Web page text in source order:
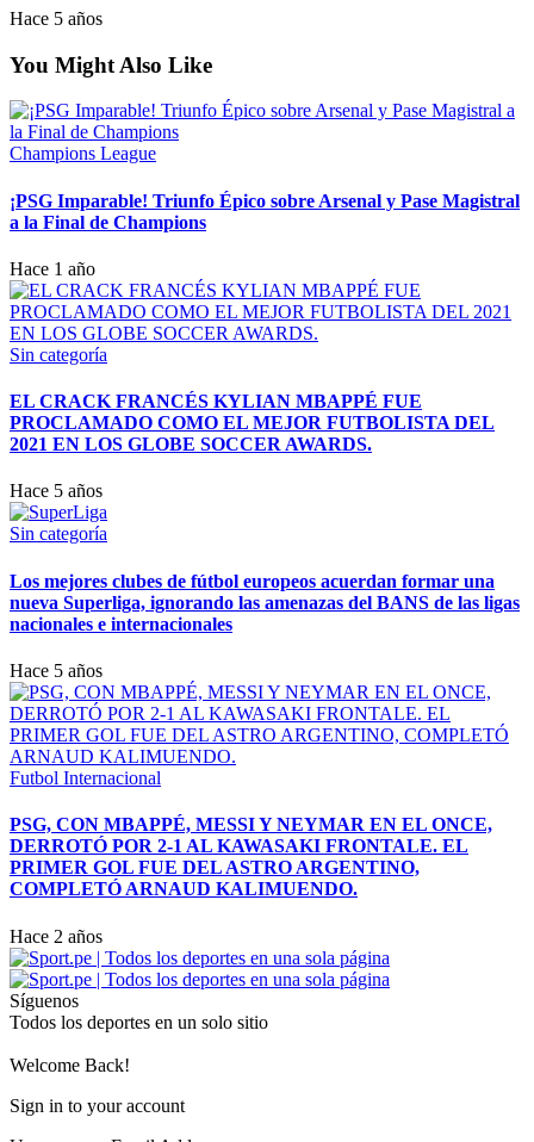
Hace 5 años
You Might Also Like
Champions League
¡PSG Imparable! Triunfo Épico sobre Arsenal y Pase Magistral
a la Final de Champions
Hace 1 año
Sin categoría
EL CRACK FRANCÉS KYLIAN MBAPPÉ FUE
PROCLAMADO COMO EL MEJOR FUTBOLISTA DEL
2021 EN LOS GLOBE SOCCER AWARDS.
Hace 5 años
Sin categoría
Los mejores clubes de fútbol europeos acuerdan formar una
nueva Superliga, ignorando las amenazas del BANS de las ligas
nacionales e internacionales
Hace 5 años
Futbol Internacional
PSG, CON MBAPPÉ, MESSI Y NEYMAR EN EL ONCE,
DERROTÓ POR 2-1 AL KAWASAKI FRONTALE. EL
PRIMER GOL FUE DEL ASTRO ARGENTINO,
COMPLETÓ ARNAUD KALIMUENDO.
Hace 2 años
Síguenos
Todos los deportes en un solo sitio
Welcome Back!
Sign in to your account